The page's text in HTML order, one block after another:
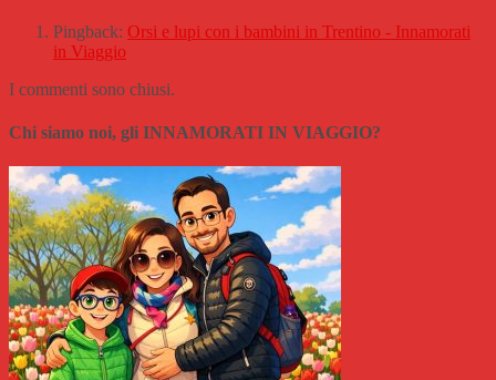
Pingback: Orsi e lupi con i bambini in Trentino - Innamorati
in Viaggio
I commenti sono chiusi.
Chi siamo noi, gli INNAMORATI IN VIAGGIO?